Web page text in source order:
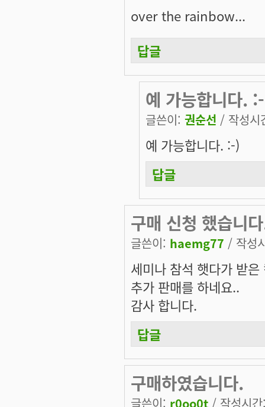
over the rainbow...
답글
예 가능합니다.
글쓴이: 권순선 / 작성
예 가능합니다. :-)
답글
구매 신청 했습니
글쓴이: haemg77 / 작성
세미나 참석 햇다가 받
추가 판매를 하네요..
감사 합니다.
답글
구매하였습니다.
글쓴이: r0oo0t / 작성시